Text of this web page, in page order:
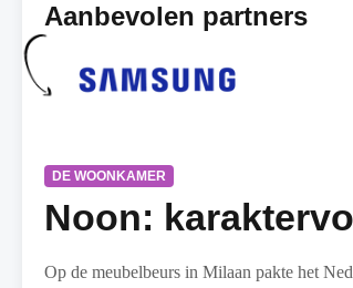
Aanbevolen partners
DE WOONKAMER
Noon:
Op de meubelbeurs in Milaan pakte het